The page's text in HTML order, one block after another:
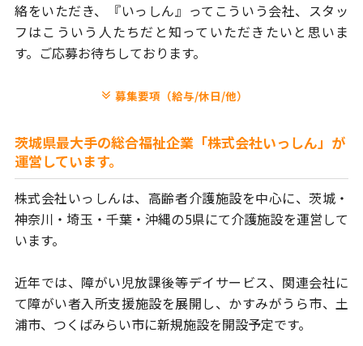
絡をいただき、
『いっしん』ってこういう会社、スタッ
フはこういう人たちだと知っていただきたいと思いま
す。ご応募お待ちしております。
募集要項（給与/休日/他）
茨城県最大手の総合福祉企業「株式会社いっしん」が
運営しています。
株式会社いっしんは、高齢者介護施設を中心に、茨城・
神奈川・埼玉・ 千葉・沖縄の5県にて介護施設を運営して
います。
近年では、障がい児放課後等デイサービス、関連会社に
て障がい者入所支援施設を展開し、かすみがうら市、土
浦市、つくばみらい市に新規施設を開設予定です。